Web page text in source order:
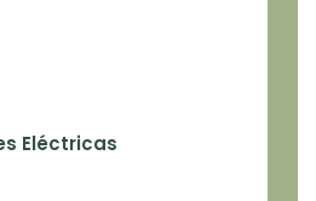
Eléctricas